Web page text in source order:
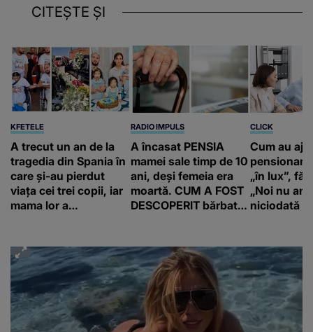
CITEȘTE ȘI
KFETELE
A trecut un an de la
tragedia din Spania în
care și-au pierdut
viața cei trei copii, iar
mama lor a…
RADIO IMPULS
A încasat PENSIA
mamei sale timp de 10
ani, deși femeia era
moartă. CUM A FOST
DESCOPERIT bărbatul
banii obținuți? SUMA
E COLOSALĂ
CLICK
Cum au
pensionari
„în lux”,
„Noi nu
niciodată